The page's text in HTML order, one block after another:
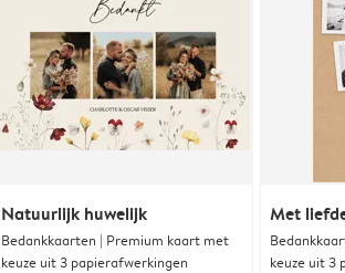
Natuurlijk huwelijk
Bedankkaarten | Premium kaart met
keuze uit 3 papierafwerkingen
Met
keuze uit 3